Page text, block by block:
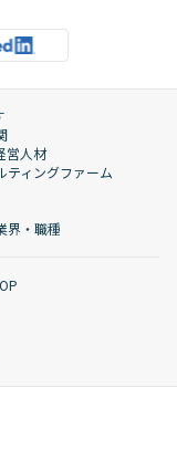
営人材
ティングファーム
界・職種